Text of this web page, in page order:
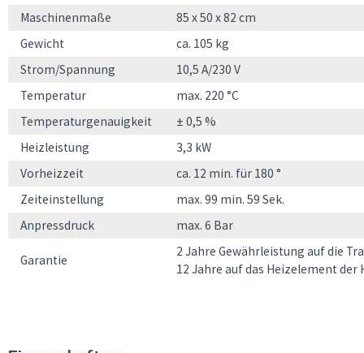
Maschinenmaße
85 x 50 x 82 cm
Gewicht
ca. 105 kg
Strom/Spannung
10,5 A/230 V
Temperatur
max. 220 °C
Temperaturgenauigkeit
± 0,5 %
Heizleistung
3,3 kW
Vorheizzeit
ca. 12 min. für 180 °
Zeiteinstellung
max. 99 min. 59 Sek.
Anpressdruck
max. 6 Bar
Garantie
2 Jahre Gewährleistung auf die
12 Jahre auf das Heizelement der